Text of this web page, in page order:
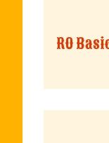
RO